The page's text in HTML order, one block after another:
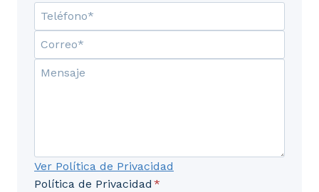
Ver Política de Privacidad
Política de Privacidad *